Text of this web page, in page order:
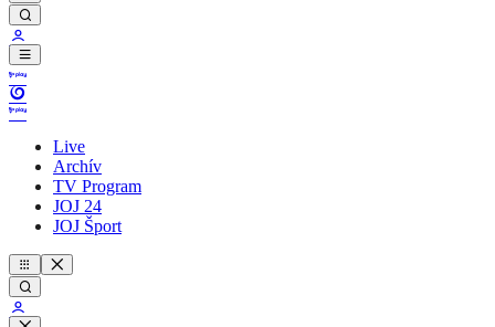
Live
Archív
TV Program
JOJ 24
JOJ Šport